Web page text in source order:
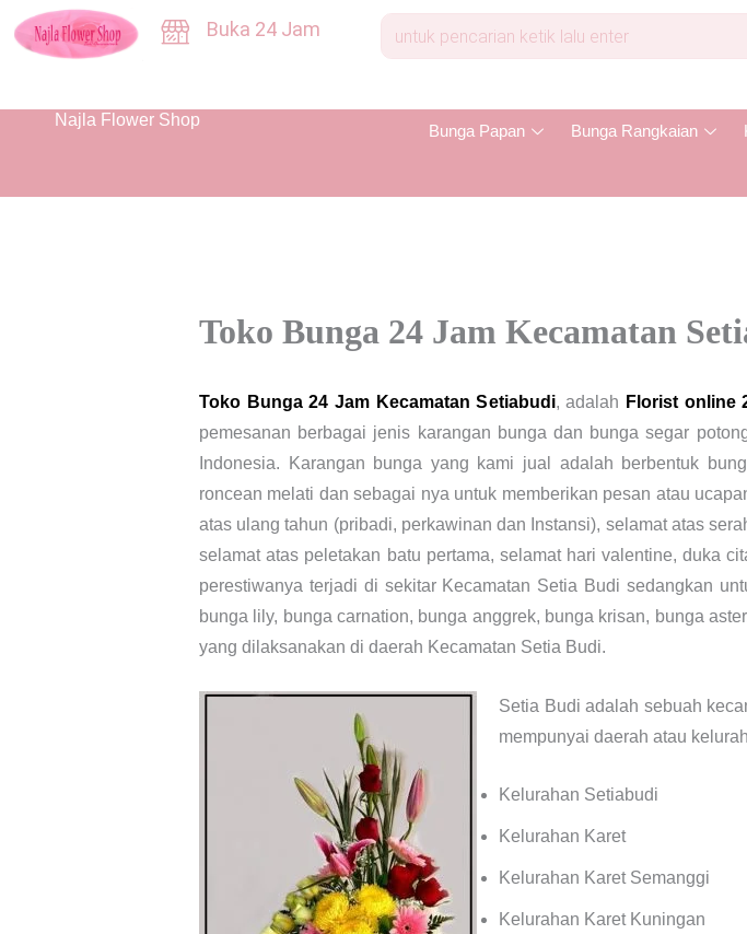
Skip
Buka 24 Jam
Najla Flower Shop
Bunga Papan Bunga Rangkaian
Toko Bunga 24 Jam Kecamatan
Toko Bunga 24 Jam Kecamatan Setiabudi, adalah Florist online
pemesanan berbagai jenis karangan bunga dan bunga segar
Indonesia. Karangan bunga yang kami jual adalah berbentuk
roncean melati dan sebagai nya untuk memberikan pesan atau
atas ulang tahun (pribadi, perkawinan dan Instansi), selamat atas
selamat atas peletakan batu pertama, selamat hari valentine, duka
perestiwanya terjadi di sekitar Kecamatan Setia Budi sedangkan
bunga lily, bunga carnation, bunga anggrek, bunga krisan, bunga
yang dilaksanakan di daerah Kecamatan Setia Budi.
Setia Budi adalah sebuah
mempunyai daerah atau
Kelurahan Setiabudi
Kelurahan Karet
Kelurahan Karet Semanggi
Kelurahan Karet Kuningan